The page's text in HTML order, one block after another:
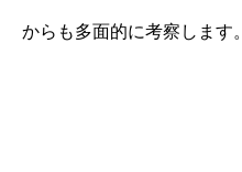
からも多面的に考察します。